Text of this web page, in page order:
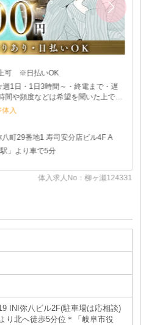
可 ※日払いOK
1日・1日3時間～・終電まで・遅
や頻度などは希望を聞いた上で決
♪ ◆レギュラー出勤ももちろんOK
入
八町29番地1 寿司安分店ビル4F A
」より車で5分
体入求人No：柳ヶ瀬124331
INI弥八ビル2F(駐車場は応相談)
り北へ徒歩5分位＊「岐阜市役